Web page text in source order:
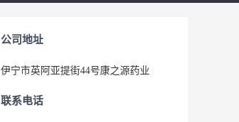
公司地址
伊宁市英阿亚提街44号康之源药业
联系电话